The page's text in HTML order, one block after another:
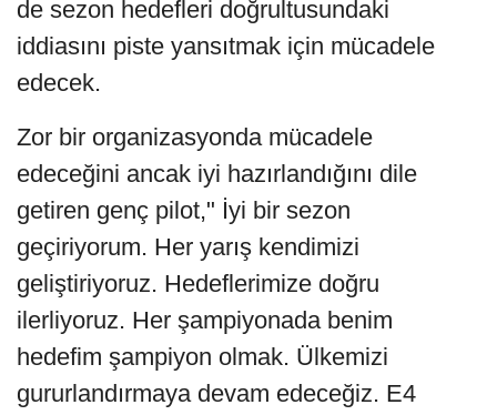
de sezon hedefleri doğrultusundaki
iddiasını piste yansıtmak için mücadele
edecek.
Zor bir organizasyonda mücadele
edeceğini ancak iyi hazırlandığını dile
getiren genç pilot," İyi bir sezon
geçiriyorum. Her yarış kendimizi
geliştiriyoruz. Hedeflerimize doğru
ilerliyoruz. Her şampiyonada benim
hedefim şampiyon olmak. Ülkemizi
gururlandırmaya devam edeceğiz. E4